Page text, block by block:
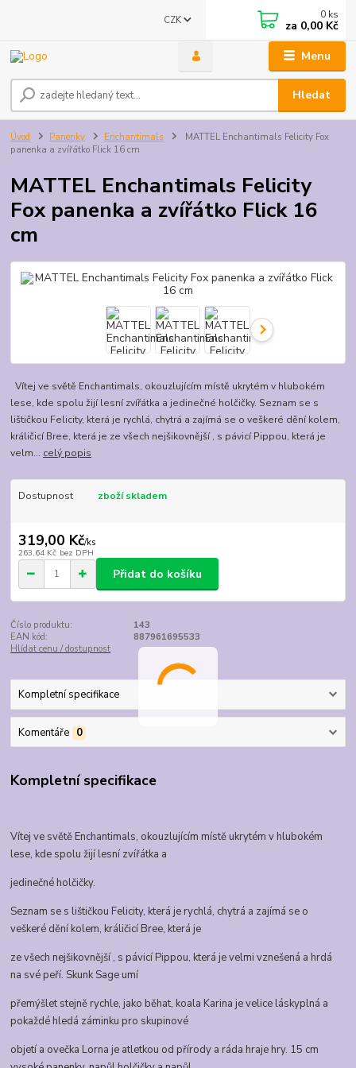
Menu
CZK
Hledat
0 ks
za 0,00 Kč
Úvod Panenky Enchantimals
MATTEL Enchantimals Felicity Fox
panenka a zvířátko Flick 16 cm
MATTEL Enchantimals Felicity
Fox panenka a zvířátko Flick 16
cm
Vítej ve světě Enchantimals, okouzlujícím místě ukrytém v hlubokém
lese, kde spolu žijí lesní zvířátka a jedinečné holčičky. Seznam se s
lištičkou Felicity, která je rychlá, chytrá a zajímá se o veškeré dění kolem,
králičicí Bree, která je ze všech nejšikovnější , s pávicí Pippou, která je
velm... celý popis
Dostupnost zboží skladem
319,00 Kč/ks
263,64 Kč bez DPH
Přidat do košíku
Číslo produktu:
143
EAN kód:
887961695533
Hlídat cenu / dostupnost
Kompletní specifikace
Komentáře 0
Kompletní specifikace
Vítej ve světě Enchantimals, okouzlujícím místě ukrytém v hlubokém
lese, kde spolu žijí lesní zvířátka a
jedinečné holčičky.
Seznam se s lištičkou Felicity, která je rychlá, chytrá a zajímá se o
veškeré dění kolem, králičicí Bree, která je
ze všech nejšikovnější , s pávicí Pippou, která je velmi vznešená a hrdá
na své peří. Skunk Sage umí
přemýšlet stejně rychle, jako běhat, koala Karina je velice láskyplná a
pokaždé hledá záminku pro skupinové
objetí a ovečka Lorna je atletkou od přírody a ráda hraje hry. 15 cm